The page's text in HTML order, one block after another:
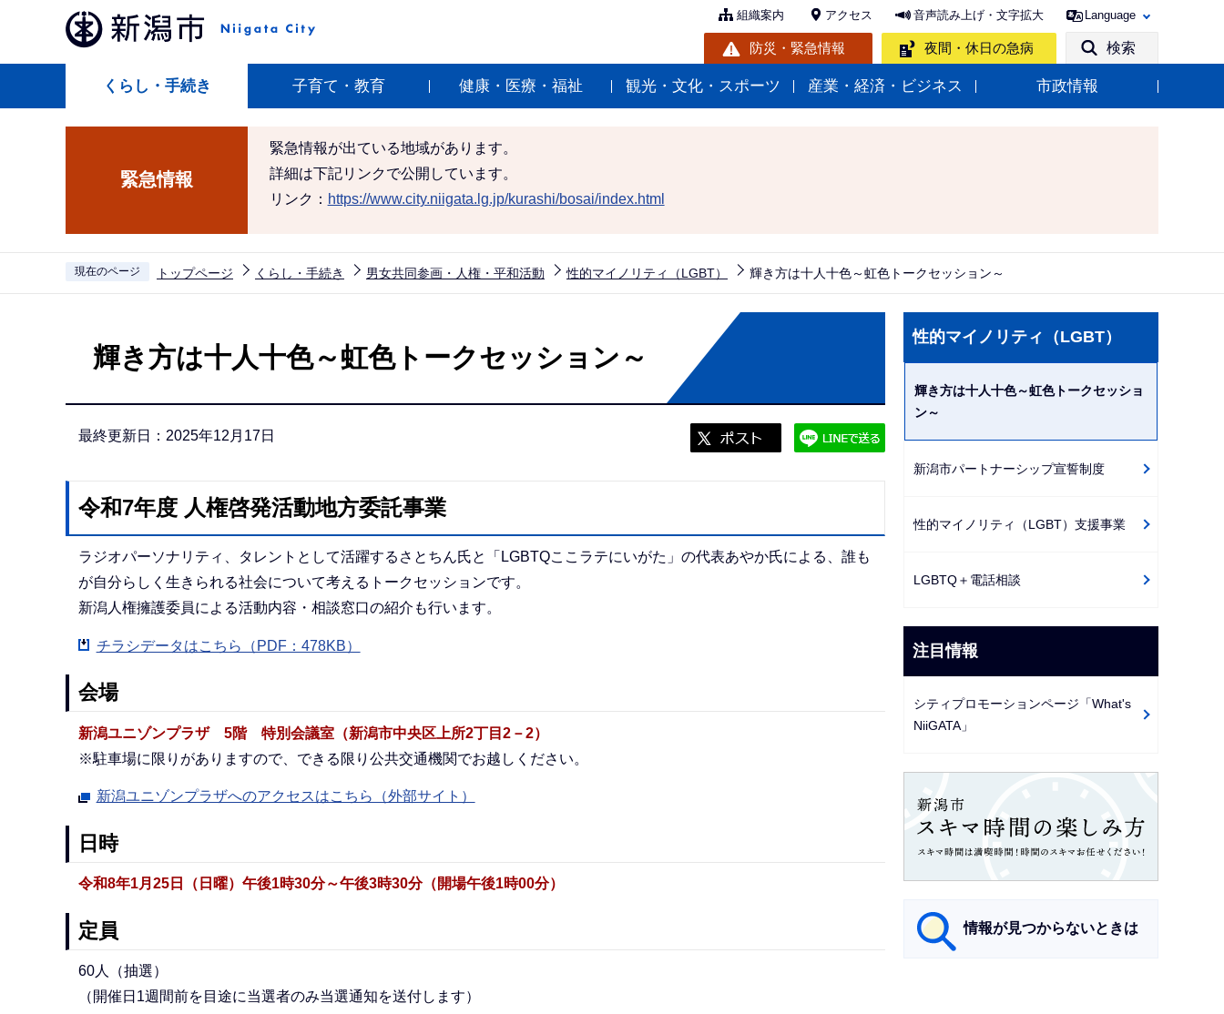
ペ
組織案内 アクセス 音声読み上げ・文字拡大 Language
防災・緊急情報 夜間・休日の急病 検索
くらし・手続き 子育て・教育 健康・医療・福祉 観光・文化・スポーツ 産業・経済・ビジネス 市政情報
緊急情報
緊急情報が出ている地域があります。
詳細は下記リンクで公開しています。
リンク： https://www.city.niigata.lg.jp/kurashi/bosai/index.html
現在のページ トップページ くらし・手続き 男女共同参画・人権・平和活動 性的マイノリティ（LGBT） 輝き方は十人十色～虹色トークセッション～
輝き方は十人十色～虹色トークセッション～
最終更新日：2025年12月17日
令和7年度 人権啓発活動地方委託事業
ラジオパーソナリティ、タレントとして活躍するさとちん氏と「LGBTQここラテにいがた」の代表あやか氏による、誰も
が自分らしく生きられる社会について考えるトークセッションです。
新潟人権擁護委員による活動内容・相談窓口の紹介も行います。
チラシデータはこちら（PDF：478KB）
会場
新潟ユニゾンプラザ 5階 特別会議室（新潟市中央区上所2丁目2－2）
※駐車場に限りがありますので、できる限り公共交通機関でお越しください。
新潟ユニゾンプラザへのアクセスはこちら（外部サイト）
日時
令和8年1月25日（日曜）午後1時30分～午後3時30分（開場午後1時00分）
定員
60人（抽選）
（開催日1週間前を目途に当選者のみ当選通知を送付します）
サ
ブ
ビ
シ
ン
こ
ら
性的マイノリティ（LGBT）
輝き方は十人十色～虹色トークセッショ
ン～
新潟市パートナーシップ宣誓制度
性的マイノリティ（LGBT）支援事業
LGBTQ＋電話相談
注目情報
シティプロモーションページ「What's
NiiGATA」
情報が見つからないときは